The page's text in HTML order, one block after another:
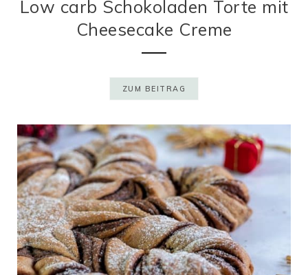
Low carb Schokoladen Torte mit
Cheesecake Creme
ZUM BEITRAG